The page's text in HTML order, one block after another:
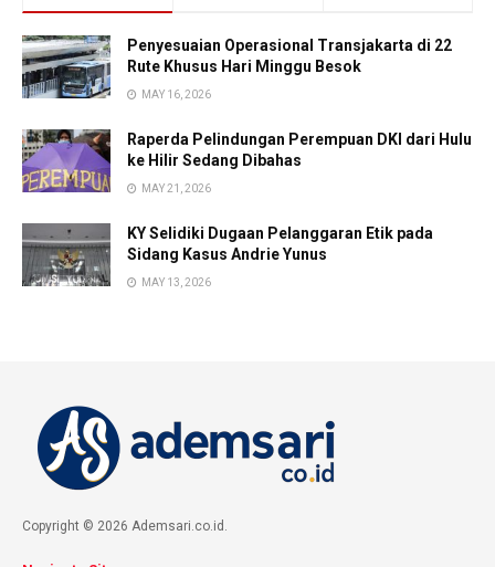
Penyesuaian Operasional Transjakarta di 22
Rute Khusus Hari Minggu Besok
MAY 16, 2026
Raperda Pelindungan Perempuan DKI dari Hulu
ke Hilir Sedang Dibahas
MAY 21, 2026
KY Selidiki Dugaan Pelanggaran Etik pada
Sidang Kasus Andrie Yunus
MAY 13, 2026
Copyright © 2026 Ademsari.co.id.